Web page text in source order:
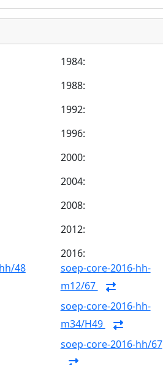
1984:
1988:
1992:
1996:
2000:
2004:
2008:
2012:
48
2016:
soep-core-2016-hh-
m12/67
soep-core-2016-hh-
m34/H49
soep-core-2016-hh/67